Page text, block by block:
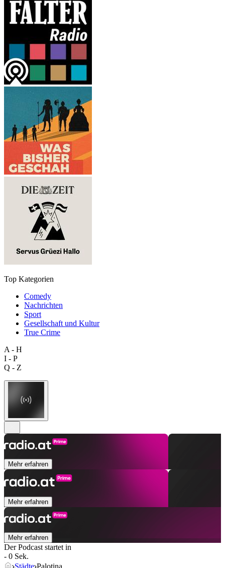
Top Kategorien
Comedy
Nachrichten
Sport
Gesellschaft und Kultur
True Crime
A - H
I - P
Q - Z
Mehr erfahren
Mehr erfahren
Mehr erfahren
Der Podcast startet in
- 0 Sek.